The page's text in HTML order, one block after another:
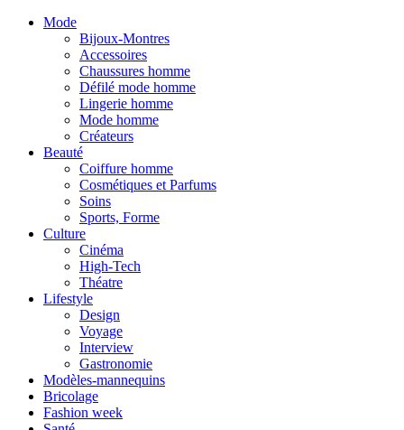
Mode
Bijoux-Montres
Accessoires
Chaussures homme
Défilé mode homme
Lingerie homme
Mode homme
Créateurs
Beauté
Coiffure homme
Cosmétiques et Parfums
Soins
Sports, Forme
Culture
Cinéma
High-Tech
Théatre
Lifestyle
Design
Voyage
Interview
Gastronomie
Modèles-mannequins
Bricolage
Fashion week